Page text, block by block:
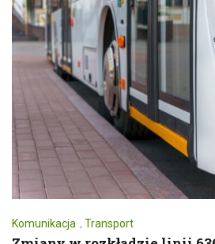
Komunikacja , Transport